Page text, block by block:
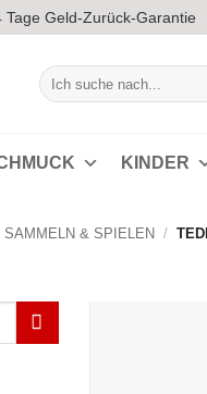
Tage Geld-Zurück-Garantie
Suchen
nach:
KINDER
SAMMELN & SPIELEN /